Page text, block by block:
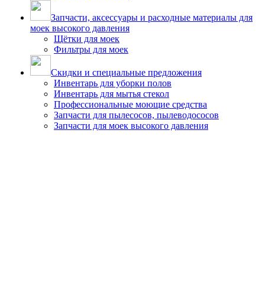
Запчасти, аксессуары и расходные материалы для
моек высокого давления
Щётки для моек
Фильтры для моек
Скидки и специальные предложения
Инвентарь для уборки полов
Инвентарь для мытья стекол
Профессиональные моющие средства
Запчасти для пылесосов, пылеводососов
Запчасти для моек высокого давления